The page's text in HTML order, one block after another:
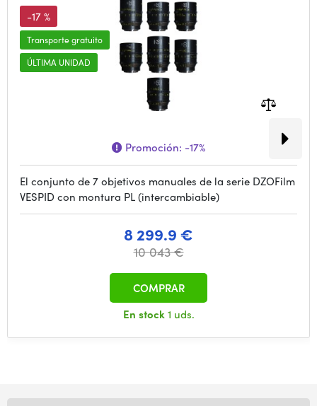
-17 %
Transporte gratuito
ÚLTIMA UNIDAD
Promoción: -17%
El conjunto de 7 objetivos manuales de la serie DZOFilm
VESPID con montura PL (intercambiable)
8 299.9 €
10 043 €
En stock1 uds.
COMPRAR